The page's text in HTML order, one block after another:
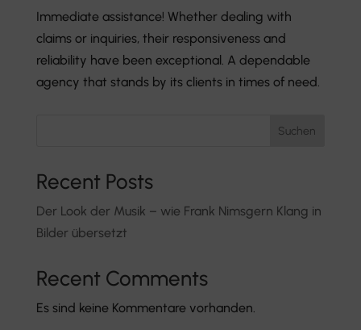
Immediate assistance! Whether dealing with
claims or inquiries, their responsiveness and
reliability have been exceptional. A dependable
agency that stands by its clients in times of need.
Suchen
Recent Posts
Der Look der Musik – wie Frank Nimsgern Klang in
Bilder übersetzt
Recent Comments
Es sind keine Kommentare vorhanden.